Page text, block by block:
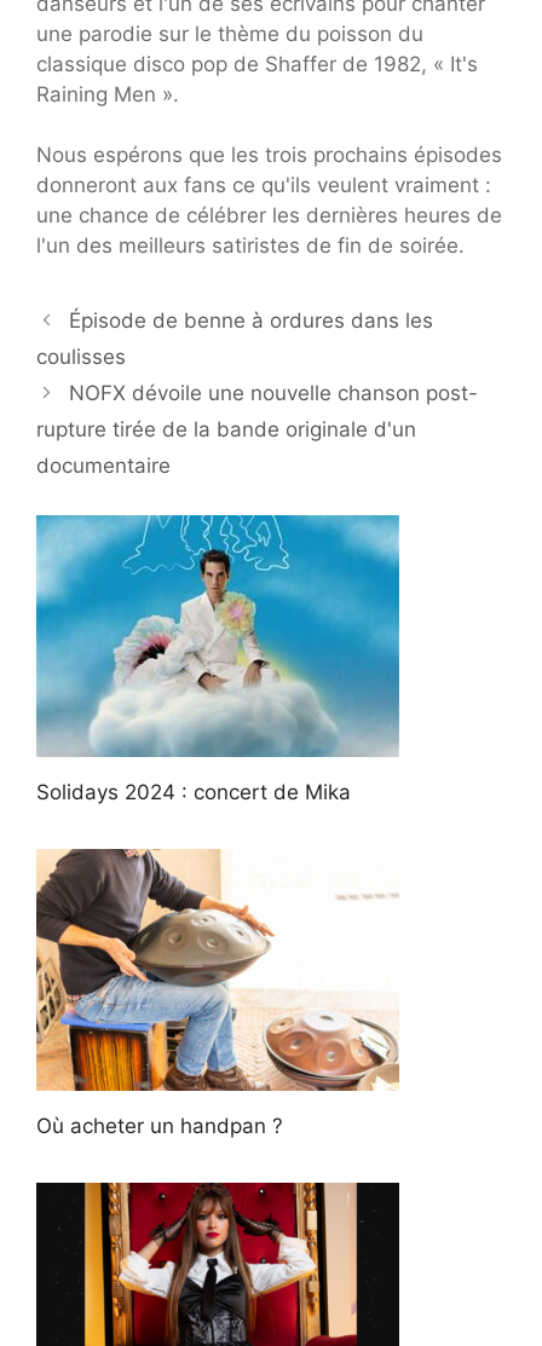
une parodie sur le thème du poisson du
classique disco pop de Shaffer de 1982, « It's
Raining Men ».
Nous espérons que les trois prochains épisodes
donneront aux fans ce qu'ils veulent vraiment :
une chance de célébrer les dernières heures de
l'un des meilleurs satiristes de fin de soirée.
Épisode de benne à ordures dans les
coulisses
NOFX dévoile une nouvelle chanson post-
rupture tirée de la bande originale d'un
documentaire
Solidays 2024 : concert de Mika
Où acheter un handpan ?